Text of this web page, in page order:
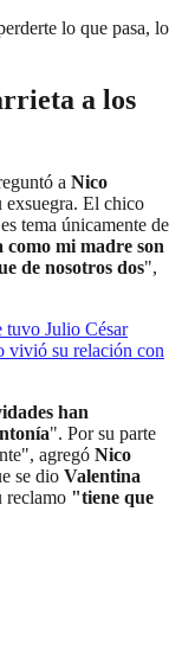
lo que pasa, lo
a los
a Nico
exsuegra. El chico
tema únicamente de
mi madre son
de nosotros dos",
tuvo Julio César
vivió su relación con
han
". Por su parte
agregó Nico
se dio Valentina
reclamo "tiene que